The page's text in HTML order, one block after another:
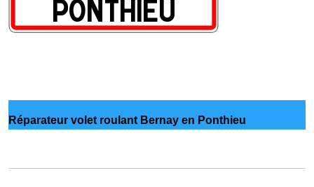
Réparateur volet roulant Bernay en Ponthieu